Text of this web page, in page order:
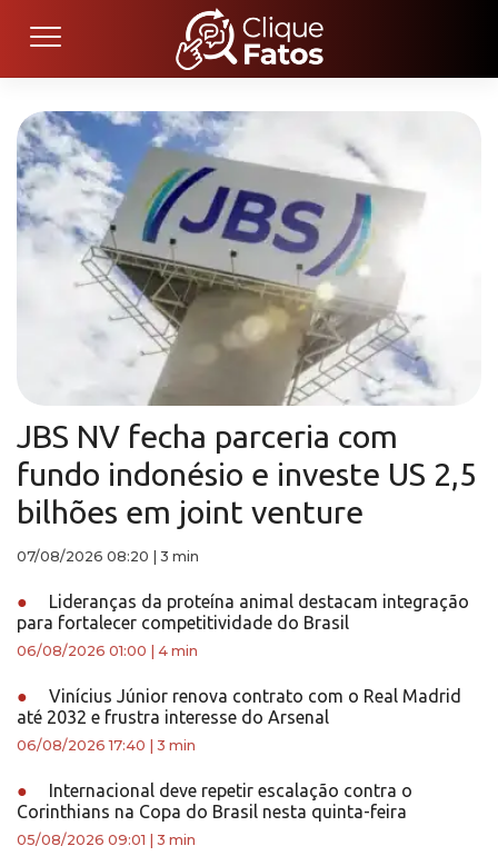
JBS NV fecha parceria com
fundo indonésio e investe US 2,5
bilhões em joint venture
07/08/2026 08:20 3 min
●
Lideranças da proteína animal destacam integração
para fortalecer competitividade do Brasil
06/08/2026 01:00 4 min
●
Vinícius Júnior renova contrato com o Real Madrid
até 2032 e frustra interesse do Arsenal
06/08/2026 17:40 3 min
●
Internacional deve repetir escalação contra o
Corinthians na Copa do Brasil nesta quinta-feira
05/08/2026 09:01 3 min